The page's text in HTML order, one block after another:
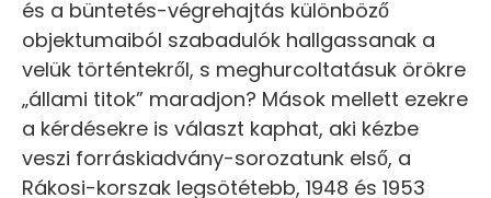
és a büntetés-végrehajtás különböző
objektumaiból szabadulók hallgassanak a
velük történtekről, s meghurcoltatásuk örökre
„állami titok” maradjon? Mások mellett ezekre
a kérdésekre is választ kaphat, aki kézbe
veszi forráskiadvány-sorozatunk első, a
Rákosi-korszak legsötétebb, 1948 és 1953